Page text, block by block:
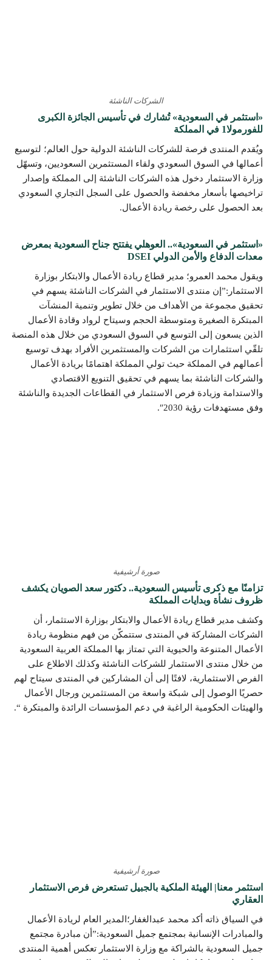
الشركات الناشئة
«استثمر في السعودية» تُشارك في تأسيس الجائزة الكبرى
للفورمولا1 في المملكة
ويُقدم المنتدى فرصة للشركات الناشئة الدولية حول العالم؛ لتوسيع
أعمالها في السوق السعودي ولقاء المستثمرين السعوديين، وتسهّل
وزارة الاستثمار دخول هذه الشركات الناشئة إلى المملكة وإصدار
تراخيصها بأسعار مخفضة والحصول على السجل التجاري السعودي
بعد الحصول على رخصة ريادة الأعمال.
«استثمر في السعودية».. العوهلي يفتتح جناح السعودية بمعرض
معدات الدفاع والأمن الدولي DSEI
ويقول محمد العمرو؛ مدير قطاع ريادة الأعمال والابتكار بوزارة
الاستثمار:”إن منتدى الاستثمار في الشركات الناشئة يسهم في
تحقيق مجموعة من الأهداف من خلال تطوير وتنمية المنشآت
المبتكرة الصغيرة ومتوسطة الحجم وسيتاح لرواد وقادة الأعمال
الذين يسعون إلى التوسع في السوق السعودي من خلال هذه المنصة
تلقّي استثمارات من الشركات والمستثمرين الأفراد بهدف توسيع
أعمالهم في المملكة حيث تولي المملكة اهتمامًا بريادة الأعمال
والشركات الناشئة بما يسهم في تحقيق التنويع الاقتصادي
والاستدامة وزيادة فرص الاستثمار في القطاعات الجديدة والناشئة
وفق مستهدفات رؤية 2030″.
صورة أرشيفية
تزامنًا مع ذكرى تأسيس السعودية.. دكتور سعد الصويان يكشف
ظروف نشأة وبدايات المملكة
وكشف مدير قطاع ريادة الأعمال والابتكار بوزارة الاستثمار، أن
الشركات المشاركة في المنتدى ستتمكّن من فهم منظومة ريادة
الأعمال المتنوعة والحيوية التي تمتاز بها المملكة العربية السعودية
من خلال منتدى الاستثمار للشركات الناشئة وكذلك الاطلاع على
الفرص الاستثمارية، لافتًا إلى أن المشاركين في المنتدى سيتاح لهم
حصريًا الوصول إلى شبكة واسعة من المستثمرين ورجال الأعمال
والهيئات الحكومية الراغبة في دعم المؤسسات الرائدة والمبتكرة “.
صورة أرشيفية
استثمر معنا| الهيئة الملكية بالجبيل تستعرض فرص الاستثمار
العقاري
في السياق ذاته أكد محمد عبدالغفار؛المدير العام لريادة الأعمال
والمبادرات الإنسانية بمجتمع جميل السعودية:”أن مبادرة مجتمع
جميل السعودية بالشراكة مع وزارة الاستثمار تعكس أهمية المنتدى